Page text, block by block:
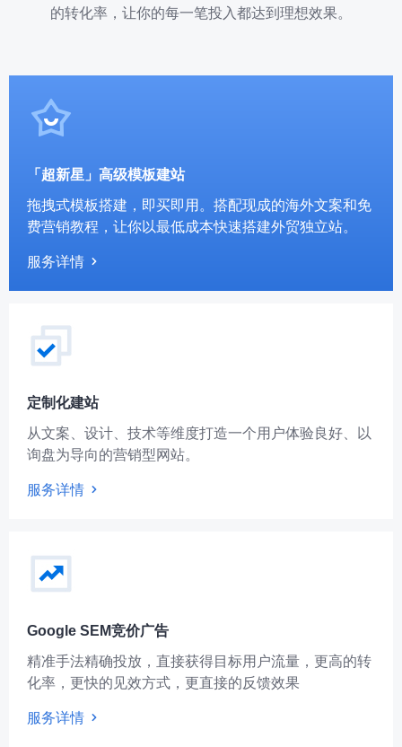
的转化率，让你的每一笔投入都达到理想效果。
「超新星」高级模板建站
拖拽式模板搭建，即买即用。搭配现成的海外文案和免
费营销教程，让你以最低成本快速搭建外贸独立站。
服务详情
定制化建站
从文案、设计、技术等维度打造一个用户体验良好、以
询盘为导向的营销型网站。
服务详情
Google SEM竞价广告
精准手法精确投放，直接获得目标用户流量，更高的转
化率，更快的见效方式，更直接的反馈效果
服务详情